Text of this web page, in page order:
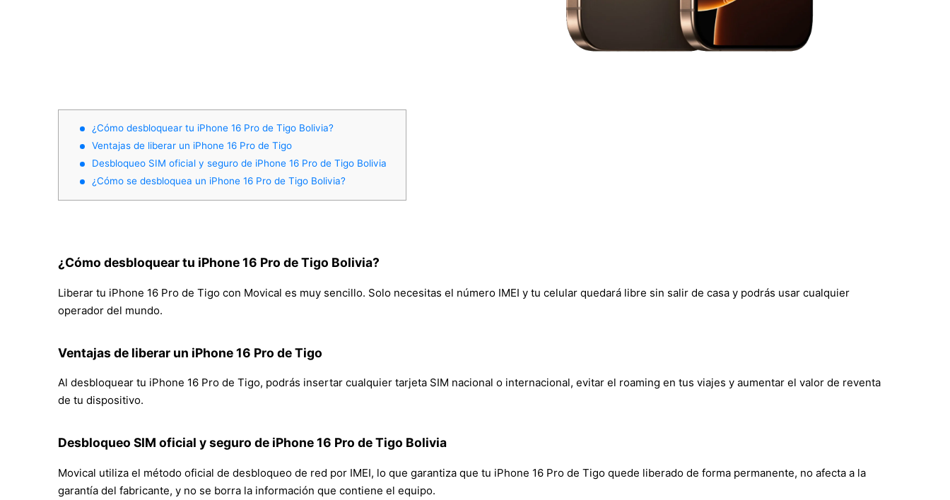
¿Cómo desbloquear tu iPhone 16 Pro de Tigo Bolivia?
Ventajas de liberar un iPhone 16 Pro de Tigo
Desbloqueo SIM oficial y seguro de iPhone 16 Pro de Tigo Bolivia
¿Cómo se desbloquea un iPhone 16 Pro de Tigo Bolivia?
¿Cómo desbloquear tu iPhone 16 Pro de Tigo Bolivia?
Liberar tu iPhone 16 Pro de Tigo con Movical es muy sencillo. Solo necesitas el número IMEI y tu celular quedará libre sin salir de casa y podrás usar cualquier
operador del mundo.
Ventajas de liberar un iPhone 16 Pro de Tigo
Al desbloquear tu iPhone 16 Pro de Tigo, podrás insertar cualquier tarjeta SIM nacional o internacional, evitar el roaming en tus viajes y aumentar el valor de reventa
de tu dispositivo.
Desbloqueo SIM oficial y seguro de iPhone 16 Pro de Tigo Bolivia
Movical utiliza el método oficial de desbloqueo de red por IMEI, lo que garantiza que tu iPhone 16 Pro de Tigo quede liberado de forma permanente, no afecta a la
garantía del fabricante, y no se borra la información que contiene el equipo.